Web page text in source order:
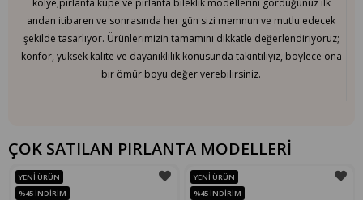
kolye,pırlanta küpe ve pırlanta bileklik modellerini gördüğünüz ilk
andan itibaren ve sonrasında her gün sizi memnun ve mutlu edecek
şekilde tasarlıyor. Ürünlerimizin tamamını dikkatle değerlendiriyoruz;
konfor, yüksek kalite ve dayanıklılık konusunda takıntılıyız, böylece ona
bir ömür boyu değer verebilirsiniz.
ÇOK SATILAN PIRLANTA MODELLERİ
YENI ÜRÜN
%45 İNDIRIM
YENI ÜRÜN
%45 İNDIRIM